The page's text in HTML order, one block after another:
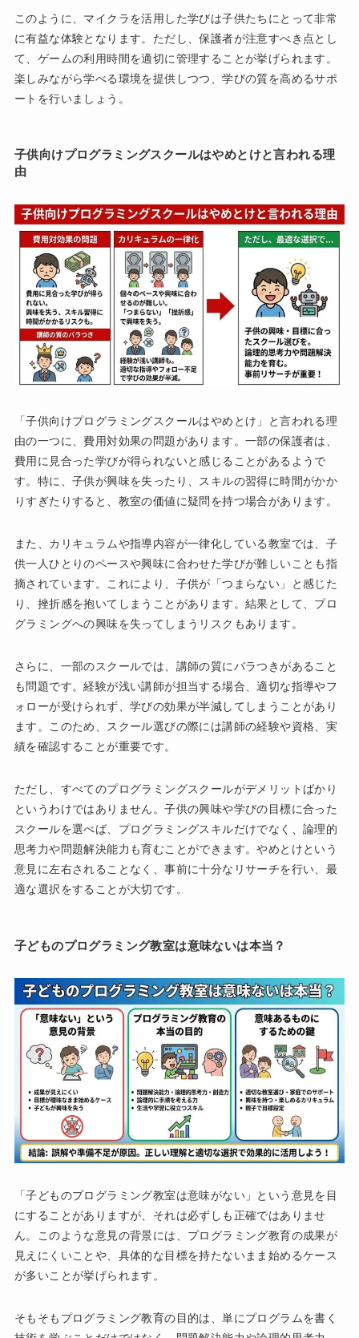
このように、マイクラを活用した学びは子供たちにとって非常
に有益な体験となります。ただし、保護者が注意すべき点とし
て、ゲームの利用時間を適切に管理することが挙げられます。
楽しみながら学べる環境を提供しつつ、学びの質を高めるサポ
ートを行いましょう。
子供向けプログラミングスクールはやめとけと言われる理
由
「子供向けプログラミングスクールはやめとけ」と言われる理
由の一つに、費用対効果の問題があります。一部の保護者は、
費用に見合った学びが得られないと感じることがあるようで
す。特に、子供が興味を失ったり、スキルの習得に時間がかか
りすぎたりすると、教室の価値に疑問を持つ場合があります。
また、カリキュラムや指導内容が一律化している教室では、子
供一人ひとりのペースや興味に合わせた学びが難しいことも指
摘されています。これにより、子供が「つまらない」と感じた
り、挫折感を抱いてしまうことがあります。結果として、プロ
グラミングへの興味を失ってしまうリスクもあります。
さらに、一部のスクールでは、講師の質にバラつきがあること
も問題です。経験が浅い講師が担当する場合、適切な指導やフ
ォローが受けられず、学びの効果が半減してしまうことがあり
ます。このため、スクール選びの際には講師の経験や資格、実
績を確認することが重要です。
ただし、すべてのプログラミングスクールがデメリットばかり
というわけではありません。子供の興味や学びの目標に合った
スクールを選べば、プログラミングスキルだけでなく、論理的
思考力や問題解決能力も育むことができます。やめとけという
意見に左右されることなく、事前に十分なリサーチを行い、最
適な選択をすることが大切です。
子どものプログラミング教室は意味ないは本当？
「子どものプログラミング教室は意味がない」という意見を目
にすることがありますが、それは必ずしも正確ではありませ
ん。このような意見の背景には、プログラミング教育の成果が
見えにくいことや、具体的な目標を持たないまま始めるケース
が多いことが挙げられます。
そもそもプログラミング教育の目的は、単にプログラムを書く